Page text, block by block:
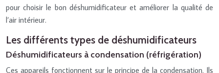
pour choisir le bon déshumidificateur et améliorer la qualité de
l’air intérieur.
Les différents types de déshumidificateurs
Déshumidificateurs à condensation (réfrigération)
Ces appareils fonctionnent sur le principe de la condensation. Ils